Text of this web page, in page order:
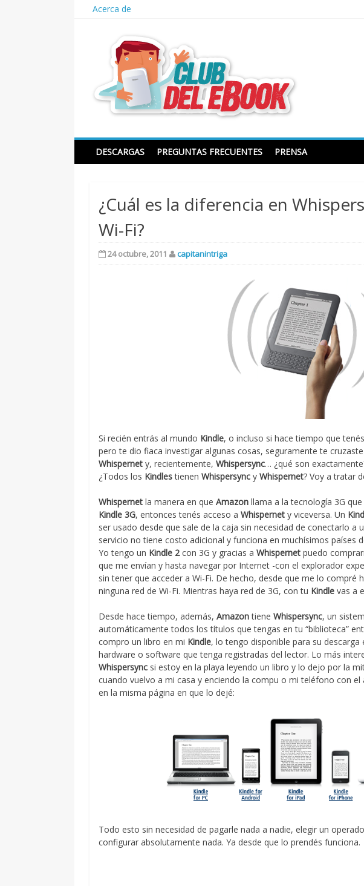
Acerca de
Club del ebook
DESCARGAS PREGUNTAS FRECUENTES PRENSA
¿Cuál es la diferencia en
Wi-Fi?
24 octubre, 2011 capitanintriga
Si recién entrás al mundo Kindle, o incluso si hace tiempo que
pero te dio fiaca investigar algunas cosas, seguramente te
Whispernet y, recientemente,Whispersync… ¿qué son
¿Todos los KindlestienenWhispersync yWhispernet? Voy a tratar
Whispernet la manera en queAmazon llama a la tecnología 3G
Kindle 3G, entonces tenés acceso aWhispernet y viceversa. Un
ser usado desde que sale de la caja sin necesidad de conectarlo a
servicio no tiene costo adicional y funciona en muchísimos países
Yo tengo un Kindle 2con 3G y gracias aWhispernet puedo
que me envían y hasta navegar por Internet -con el explorador
sin tener que acceder a Wi-Fi. De hecho, desde que me lo compré
ninguna red de Wi-Fi. Mientras haya red de 3G, con tu Kindle vas a
Desde hace tiempo, además,AmazontieneWhispersync, un
automáticamente todos los títulos que tengas en tu “biblioteca”
compro un libro en mi Kindle, lo tengo disponible para su descarga
hardware o software que tenga registradas del lector. Lo más
Whispersync si estoy en la playa leyendo un libro y lo dejo por la
cuando vuelvo a mi casa y enciendo la compu o mi teléfono con el
en la misma página en que lo dejé:
Todo esto sin necesidad de pagarle nada a nadie, elegir un
configurar absolutamente nada. Ya desde que lo prendés funciona.